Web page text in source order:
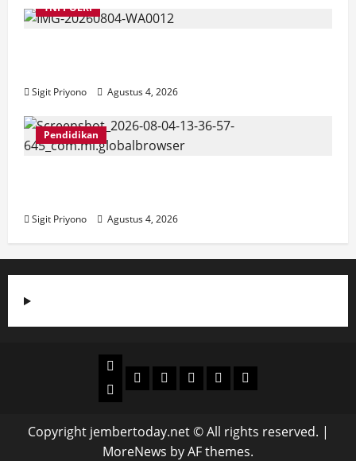
TNI POLRI
Sigit Priyono Agustus 4, 2026
Pendidikan
Sigit Priyono Agustus 4, 2026
Beranda
News
PolitikOtomotifEkonomiSosialtentang
today
Copyright jembertoday.net © All rights reserved. |
MoreNews by AF themes.